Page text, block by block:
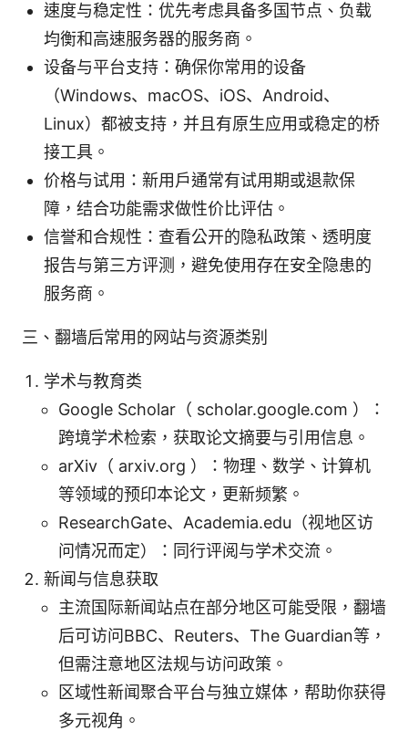
速度与稳定性：优先考虑具备多国节点、负载
均衡和高速服务器的服务商。
设备与平台支持：确保你常用的设备
（Windows、macOS、iOS、Android、
Linux）都被支持，并且有原生应用或稳定的桥
接工具。
价格与试用：新用户通常有试用期或退款保
障，结合功能需求做性价比评估。
信誉和合规性：查看公开的隐私政策、透明度
报告与第三方评测，避免使用存在安全隐患的
服务商。
三、翻墙后常用的网站与资源类别
学术与教育类
Google Scholar（ scholar.google.com ）：
跨境学术检索，获取论文摘要与引用信息。
arXiv（ arxiv.org ）：物理、数学、计算机
等领域的预印本论文，更新频繁。
ResearchGate、Academia.edu（视地区访
问情况而定）：同行评阅与学术交流。
新闻与信息获取
主流国际新闻站点在部分地区可能受限，翻墙
后可访问BBC、Reuters、The Guardian等，
但需注意地区法规与访问政策。
区域性新闻聚合平台与独立媒体，帮助你获得
多元视角。